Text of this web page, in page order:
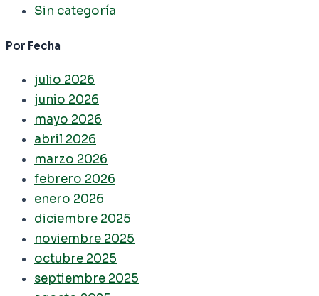
Sin categoría
Por Fecha
julio 2026
junio 2026
mayo 2026
abril 2026
marzo 2026
febrero 2026
enero 2026
diciembre 2025
noviembre 2025
octubre 2025
septiembre 2025